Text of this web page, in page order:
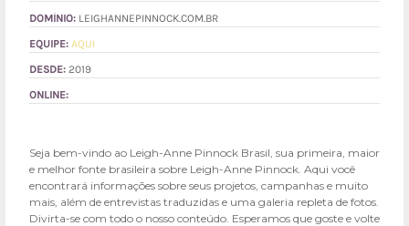
DOMÍNIO: LEIGHANNEPINNOCK.COM.BR
EQUIPE: AQUI
DESDE: 2019
ONLINE:
Seja bem-vindo ao Leigh-Anne Pinnock Brasil, sua primeira, maior
e melhor fonte brasileira sobre Leigh-Anne Pinnock. Aqui você
encontrará informações sobre seus projetos, campanhas e muito
mais, além de entrevistas traduzidas e uma galeria repleta de fotos.
Divirta-se com todo o nosso conteúdo. Esperamos que goste e volte